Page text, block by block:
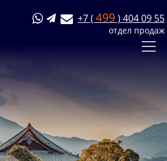
+7 ( 499 ) 404 09 55
отдел продаж